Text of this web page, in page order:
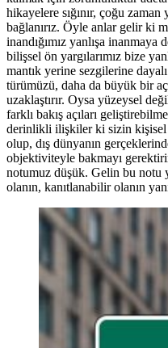
hikayelere sığınır, çoğu
bağlanırız. Öyle anlar gelir ki
inandığımız yanlışa inanmaya
bilişsel ön yargılarımız bize
mantık yerine sezgilerine
türümüzü, daha da büyük bir
uzaklaştırır. Oysa yüzeysel
farklı bakış açıları
derinlikli ilişkiler ki sizin kişisel
olup, dış dünyanın
objektiviteyle bakmayı
notumuz düşük. Gelin bu notu
olanın, kanıtlanabilir olanın